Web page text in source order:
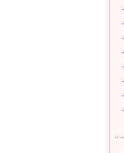
·
·
·
·
·
·
·
·